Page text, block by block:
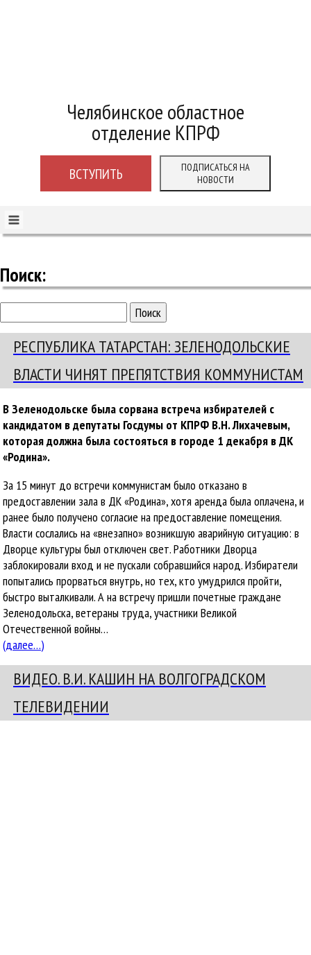
Челябинское областное
отделение КПРФ
ВСТУПИТЬ
ПОДПИСАТЬСЯ НА
НОВОСТИ
Поиск:
РЕСПУБЛИКА ТАТАРСТАН: ЗЕЛЕНОДОЛЬСКИЕ
ВЛАСТИ ЧИНЯТ ПРЕПЯТСТВИЯ КОММУНИСТАМ
В Зеленодольске была сорвана встреча избирателей с
кандидатом в депутаты Госдумы от КПРФ В.Н. Лихачевым,
которая должна была состояться в городе 1 декабря в ДК
«Родина».
За 15 минут до встречи коммунистам было отказано в
предоставлении зала в ДК «Родина», хотя аренда была оплачена, и
ранее было получено согласие на предоставление помещения.
Власти сослались на «внезапно» возникшую аварийную ситуацию: в
Дворце культуры был отключен свет. Работники Дворца
заблокировали вход и не пускали собравшийся народ. Избиратели
попытались прорваться внутрь, но тех, кто умудрился пройти,
быстро выталкивали. А на встречу пришли почетные граждане
Зеленодольска, ветераны труда, участники Великой
Отечественной войны…
(далее…)
ВИДЕО. В.И. КАШИН НА ВОЛГОГРАДСКОМ
ТЕЛЕВИДЕНИИ